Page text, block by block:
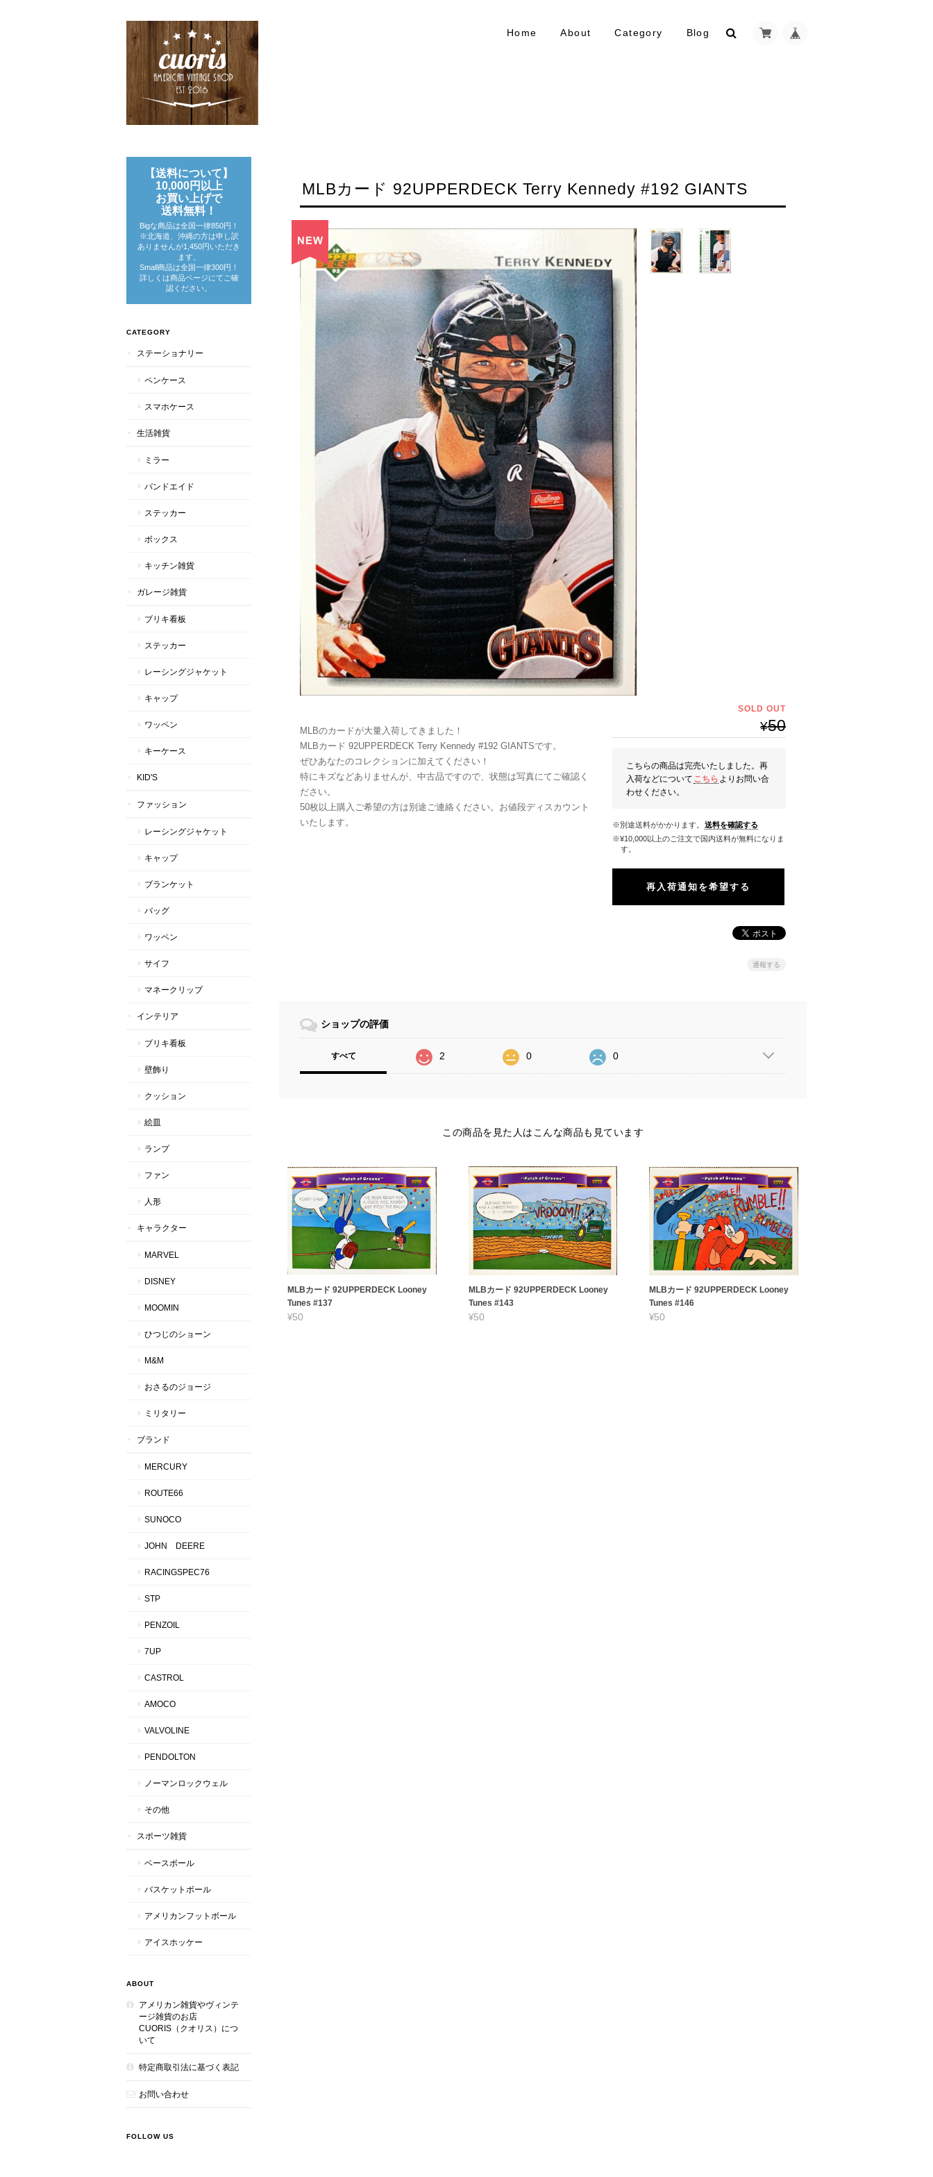
Home About Category Blog
MLBカード 92UPPERDECK Terry Kennedy #192 GIANTS
MLBのカードが大量入荷してきました！
MLBカード 92UPPERDECK Terry Kennedy #192 GIANTSです。
ぜひあなたのコレクションに加えてください！
特にキズなどありませんが、中古品ですので、状態は写真にてご確認く
ださい。
50枚以上購入ご希望の方は別途ご連絡ください。お値段ディスカウント
いたします。
SOLD OUT
¥50
こちらの商品は完売いたしました。再
入荷などについて こちら よりお問い合
わせください。
※別途送料がかかります。 送料を確認する
※¥10,000以上のご注文で国内送料が無料になりま
す。
再入荷通知を希望する
通報する
ショップの評価
すべて 2 0 0
この商品を見た人はこんな商品も見ています
MLBカード 92UPPERDECK Looney
Tunes #137
¥50
MLBカード 92UPPERDECK Looney
Tunes #143
¥50
MLBカード 92UPPERDECK Looney
Tunes #146
¥50
【送料について】
10,000円以上
お買い上げで
送料無料！
Bigな商品は全国一律850円！
※北海道、沖縄の方は申し訳
ありませんが1,450円いただき
ます。
Small商品は全国一律300円！
詳しくは商品ページにてご確
認ください。
CATEGORY
ステーショナリー
ペンケース
スマホケース
生活雑貨
ミラー
バンドエイド
ステッカー
ボックス
キッチン雑貨
ガレージ雑貨
ブリキ看板
ステッカー
レーシングジャケット
キャップ
ワッペン
キーケース
KID'S
ファッション
レーシングジャケット
キャップ
ブランケット
バッグ
ワッペン
サイフ
マネークリップ
インテリア
ブリキ看板
壁飾り
クッション
絵皿
ランプ
ファン
人形
キャラクター
MARVEL
DISNEY
MOOMIN
ひつじのショーン
M&M
おさるのジョージ
ミリタリー
ブランド
MERCURY
ROUTE66
SUNOCO
JOHN DEERE
RACINGSPEC76
STP
PENZOIL
7UP
CASTROL
AMOCO
VALVOLINE
PENDOLTON
ノーマンロックウェル
その他
スポーツ雑貨
ベースボール
バスケットボール
アメリカンフットボール
アイスホッケー
ABOUT
アメリカン雑貨やヴィンテ
ージ雑貨のお店
CUORIS（クオリス）につ
いて
特定商取引法に基づく表記
お問い合わせ
FOLLOW US